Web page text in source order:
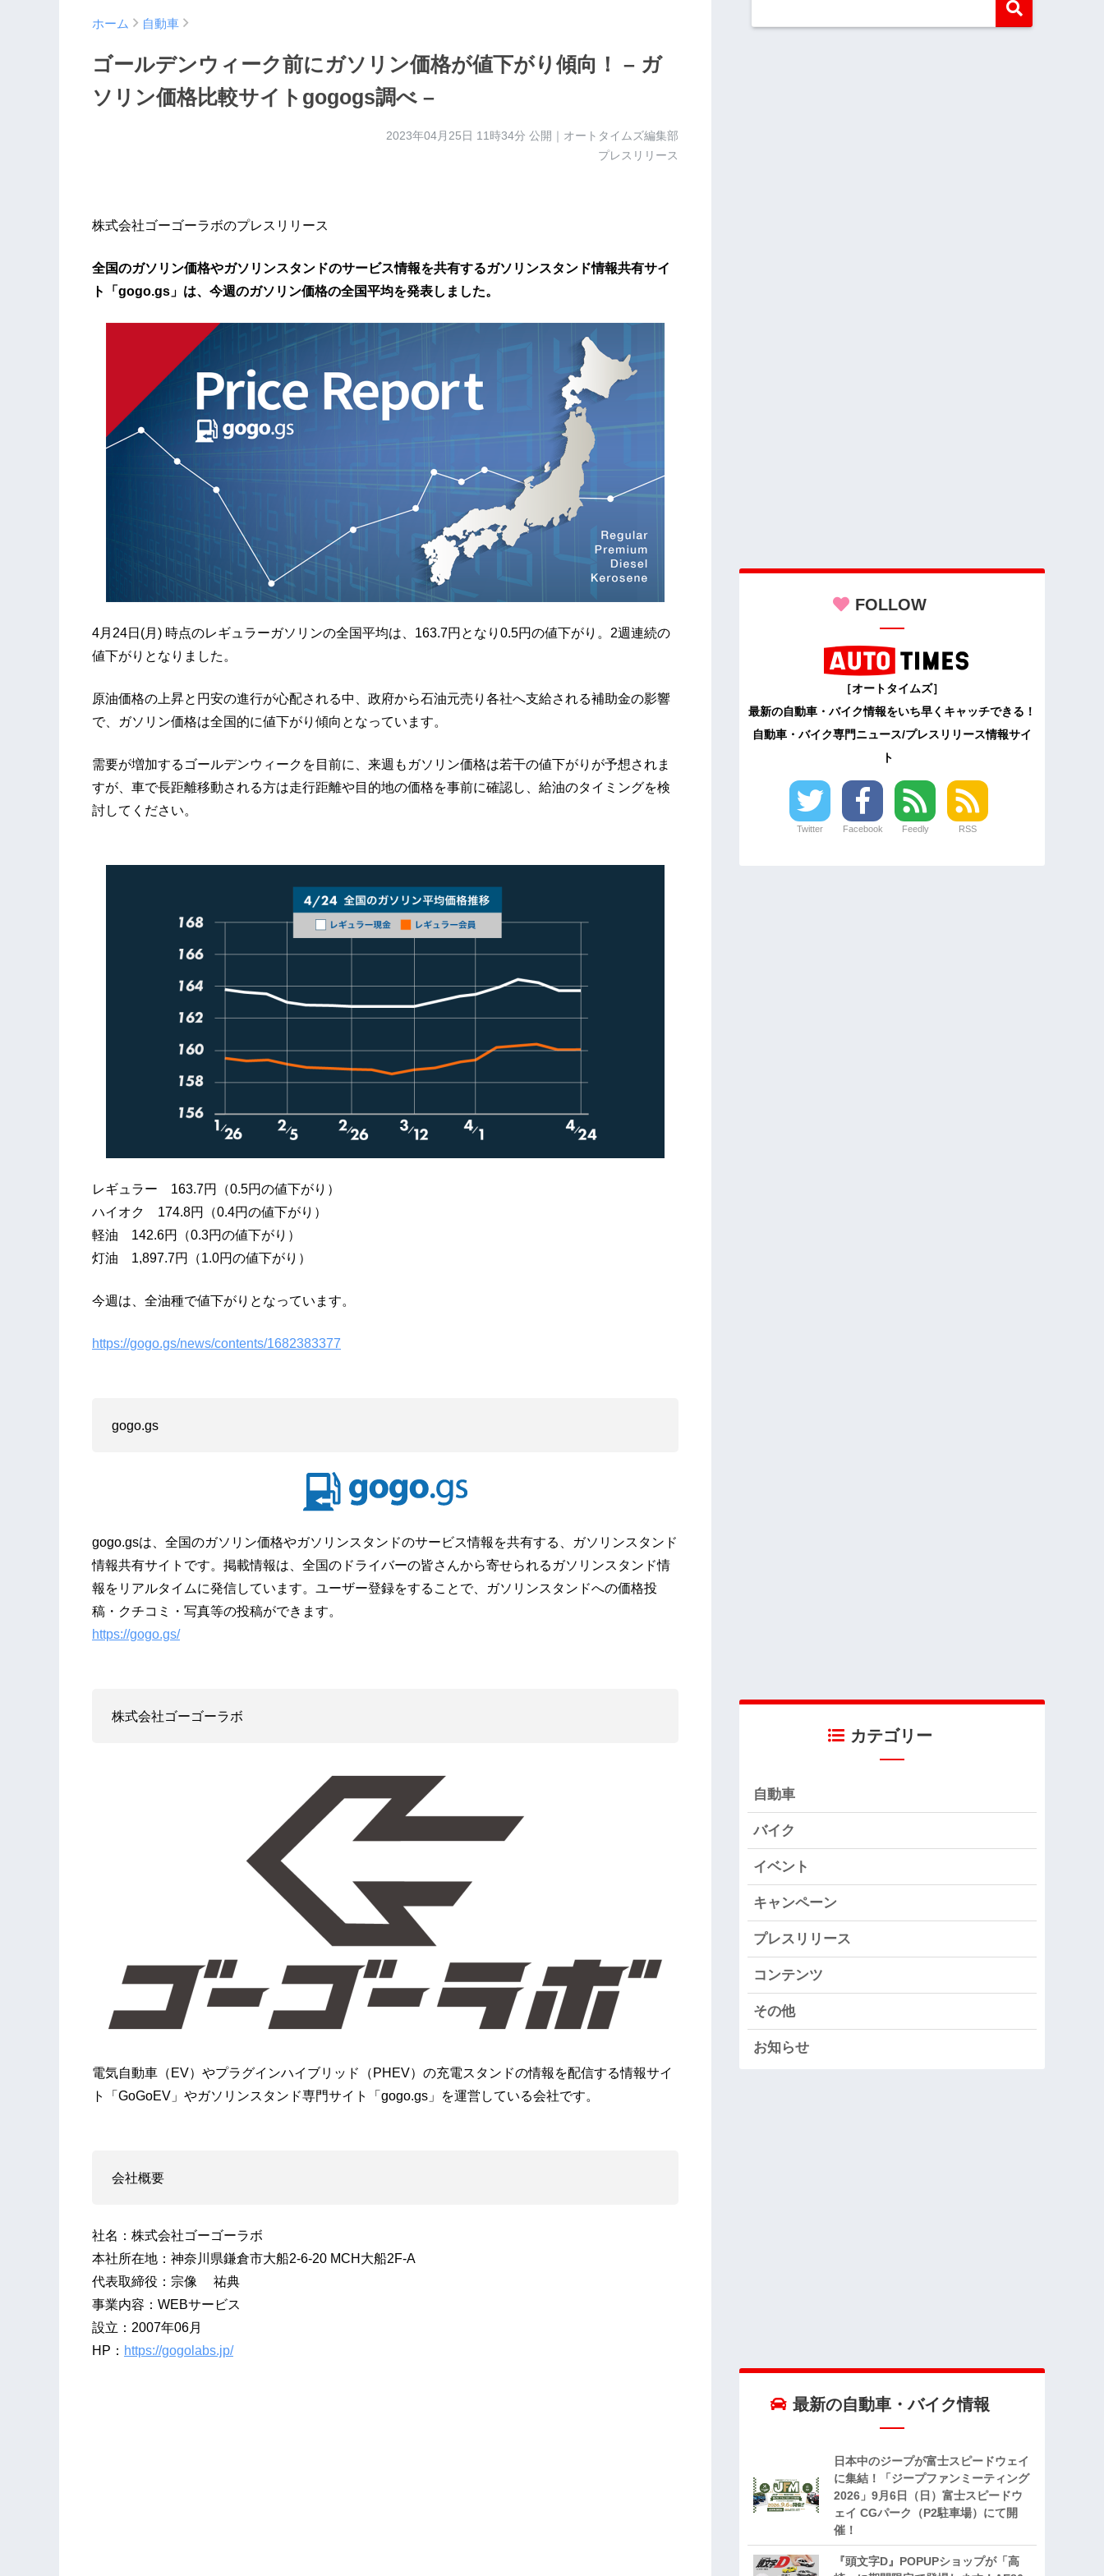
ホーム 自動車
ゴールデンウィーク前にガソリン価格が値下がり傾向！ – ガ
ソリン価格比較サイトgogogs調べ –
2023年04月25日 11時34分 公開｜オートタイムズ編集部
プレスリリース
株式会社ゴーゴーラボのプレスリリース
全国のガソリン価格やガソリンスタンドのサービス情報を共有するガソリンスタンド情報共有サイ
ト「gogo.gs」は、今週のガソリン価格の全国平均を発表しました。
4月24日(月) 時点のレギュラーガソリンの全国平均は、163.7円となり0.5円の値下がり。2週連続の
値下がりとなりました。
原油価格の上昇と円安の進行が心配される中、政府から石油元売り各社へ支給される補助金の影響
で、ガソリン価格は全国的に値下がり傾向となっています。
需要が増加するゴールデンウィークを目前に、来週もガソリン価格は若干の値下がりが予想されま
すが、車で長距離移動される方は走行距離や目的地の価格を事前に確認し、給油のタイミングを検
討してください。
レギュラー 163.7円（0.5円の値下がり）
ハイオク 174.8円（0.4円の値下がり）
軽油 142.6円（0.3円の値下がり）
灯油 1,897.7円（1.0円の値下がり）
今週は、全油種で値下がりとなっています。
https://gogo.gs/news/contents/1682383377
gogo.gs
gogo.gsは、全国のガソリン価格やガソリンスタンドのサービス情報を共有する、ガソリンスタンド
情報共有サイトです。掲載情報は、全国のドライバーの皆さんから寄せられるガソリンスタンド情
報をリアルタイムに発信しています。ユーザー登録をすることで、ガソリンスタンドへの価格投
稿・クチコミ・写真等の投稿ができます。
https://gogo.gs/
株式会社ゴーゴーラボ
電気自動車（EV）やプラグインハイブリッド（PHEV）の充電スタンドの情報を配信する情報サイ
ト「GoGoEV」やガソリンスタンド専門サイト「gogo.gs」を運営している会社です。
会社概要
社名：株式会社ゴーゴーラボ
本社所在地：神奈川県鎌倉市大船2-6-20 MCH大船2F-A
代表取締役：宗像 祐典
事業内容：WEBサービス
設立：2007年06月
HP： https://gogolabs.jp/
FOLLOW
［オートタイムズ］
最新の自動車・バイク情報をいち早くキャッチできる！
自動車・バイク専門ニュース/プレスリリース情報サイ
ト
Twitter Facebook Feedly RSS
カテゴリー
自動車
バイク
イベント
キャンペーン
プレスリリース
コンテンツ
その他
お知らせ
最新の自動車・バイク情報
日本中のジープが富士スピードウェイ
に集結！「ジープファンミーティング
2026」9月6日（日）富士スピードウ
ェイ CGパーク（P2駐車場）にて開
催！
『頭文字D』POPUPショップが「高